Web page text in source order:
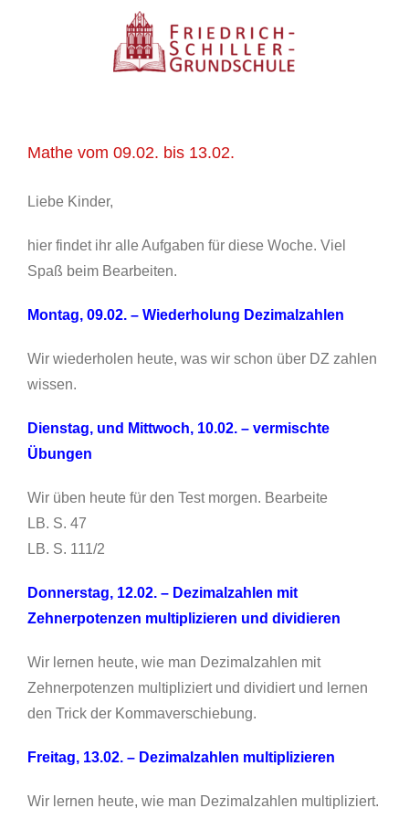
Mathe vom 09.02. bis 13.02.
Liebe Kinder,
hier findet ihr alle Aufgaben für diese Woche. Viel
Spaß beim Bearbeiten.
Montag, 09.02. – Wiederholung Dezimalzahlen
Wir wiederholen heute, was wir schon über DZ zahlen
wissen.
Dienstag, und Mittwoch, 10.02. – vermischte
Übungen
Wir üben heute für den Test morgen. Bearbeite
LB. S. 47
LB. S. 111/2
Donnerstag, 12.02. – Dezimalzahlen mit
Zehnerpotenzen multiplizieren und dividieren
Wir lernen heute, wie man Dezimalzahlen mit
Zehnerpotenzen multipliziert und dividiert und lernen
den Trick der Kommaverschiebung.
Freitag, 13.02. – Dezimalzahlen multiplizieren
Wir lernen heute, wie man Dezimalzahlen multipliziert.